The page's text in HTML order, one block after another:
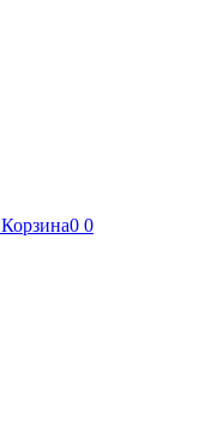
Корзина0 0